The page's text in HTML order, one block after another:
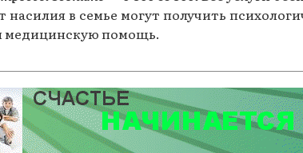
в семье могут получить
медицинскую помощь.